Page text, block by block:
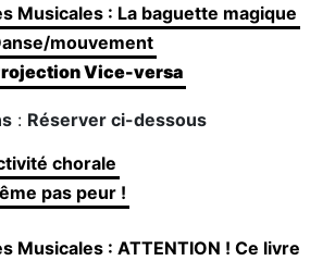
Musicales : La baguette magique
mouvement
Vice-versa
: Réserver ci-dessous
chorale
pas peur !
Musicales : ATTENTION ! Ce livre